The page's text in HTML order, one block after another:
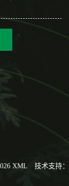
XML
技术支持：